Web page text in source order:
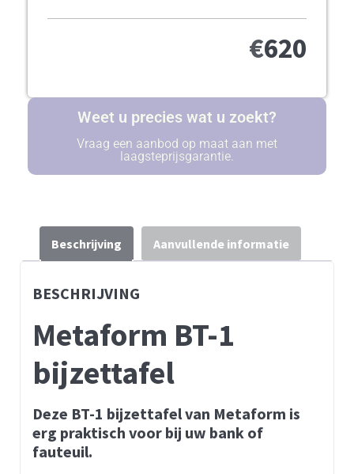
€620
Weet u precies wat u zoekt?
Vraag een aanbod op maat aan met
laagsteprijsgarantie.
Beschrijving Aanvullende informatie
BESCHRIJVING
Metaform BT-1
bijzettafel
Deze BT-1 bijzettafel van Metaform is
erg praktisch voor bij uw bank of
fauteuil.